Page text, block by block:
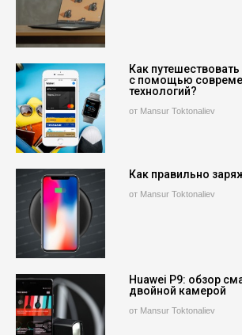
Как
с помощью
технологий?
от Mansur Toktonaliev
Как правильно
от Mansur Toktonaliev
Huawei P9: обзор
двойной камерой
от Mansur Toktonaliev